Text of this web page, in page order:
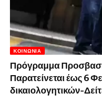
ΚΟΙΝΩΝΊΑ
Πρόγραμμα
Παρατείνεται έως 6
δικαιολογητικών-